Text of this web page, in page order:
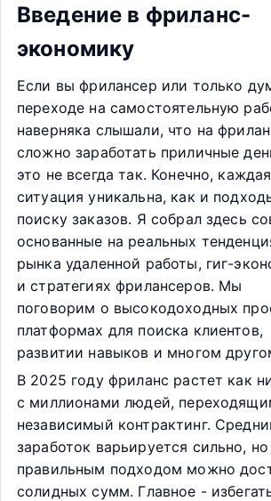
Введение в фриланс-
экономику
Если вы фрилансер или только
переходе на самостоятельную
наверняка слышали, что на
сложно заработать приличные
это не всегда так. Конечно, каждая
ситуация уникальна, как и
поиску заказов. Я собрал здесь
основанные на реальных
рынка удаленной работы, гиг-
и стратегиях фрилансеров. Мы
поговорим о высокодоходных
платформах для поиска клиентов,
развитии навыков и многом
В 2025 году фриланс растет как
с миллионами людей,
независимый контрактинг.
заработок варьируется сильно, но
правильным подходом можно
солидных сумм. Главное -